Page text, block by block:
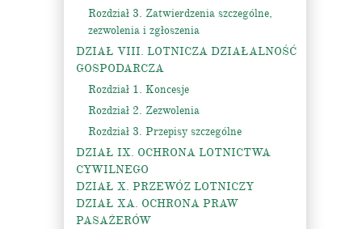
Rozdział 3. Zatwierdzenia szczególne,
zezwolenia i zgłoszenia
DZIAŁ VIII. LOTNICZA DZIAŁALNOŚĆ
GOSPODARCZA
Rozdział 1. Koncesje
Rozdział 2. Zezwolenia
Rozdział 3. Przepisy szczególne
DZIAŁ IX. OCHRONA LOTNICTWA
CYWILNEGO
DZIAŁ X. PRZEWÓZ LOTNICZY
DZIAŁ XA. OCHRONA PRAW
PASAŻERÓW